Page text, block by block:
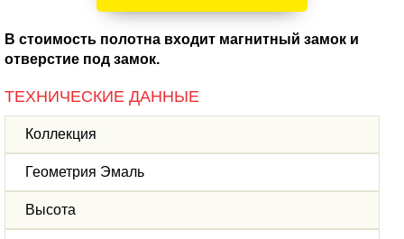
В стоимость полотна входит магнитный замок и
отверстие под замок.
ТЕХНИЧЕСКИЕ ДАННЫЕ
Коллекция
Геометрия Эмаль
Высота